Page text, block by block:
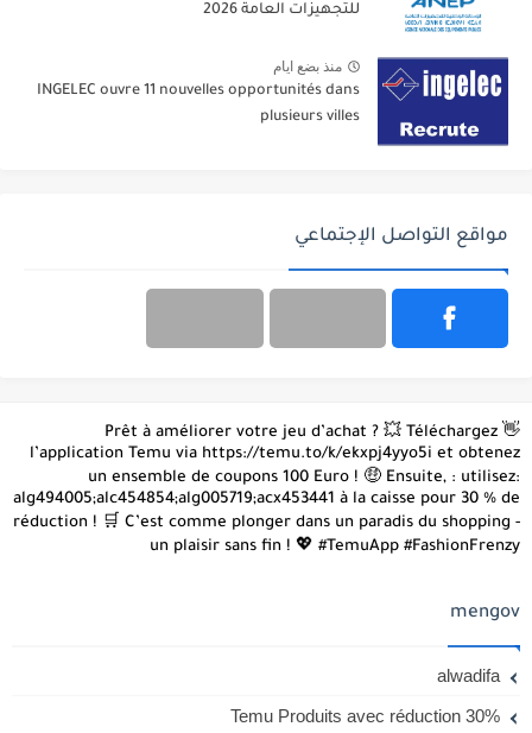
للتجهيزات العامة 2026
منذ بضع ايام
INGELEC ouvre 11 nouvelles opportunités dans
plusieurs villes
مواقع التواصل الإجتماعي
👋 Prêt à améliorer votre jeu d’achat ? 💥 Téléchargez
l’application Temu via https://temu.to/k/ekxpj4yyo5i et obtenez
un ensemble de coupons 100 Euro ! 🤑 Ensuite, : utilisez:
alg494005;alc454854;alg005719;acx453441 à la caisse pour 30 % de
réduction ! 🛒 C’est comme plonger dans un paradis du shopping -
un plaisir sans fin ! 💖 #TemuApp #FashionFrenzy
mengov
alwadifa
Temu Produits avec réduction 30%